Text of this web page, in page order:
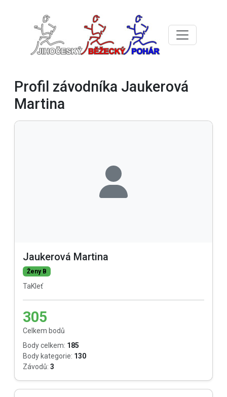
Profil závodníka Jaukerová
Martina
Jaukerová Martina
Ženy B
TaKleť
305
Celkem bodů
Body celkem: 185
Body kategorie: 130
Závodů: 3